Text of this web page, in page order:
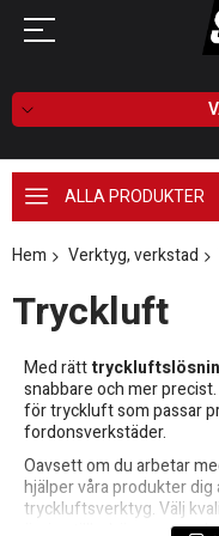
ALLA PRODUKTER
Hem Verktyg, verkstad
Tryckluft
Med rätt
snabbare och mer
för tryckluft som passar
fordonsverkstäder.
Oavsett om du arbetar
hjälper våra produkter
tryckluftsverktyg. Välj
övriga tillbehör